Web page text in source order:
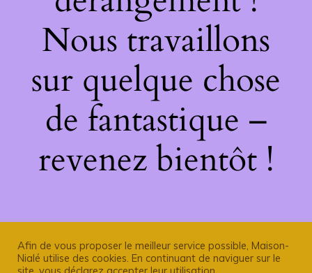
Nous travaillons
sur quelque chose
de fantastique –
revenez bientôt !
Afin de vous proposer le meilleur service possible, Maison-
Nialé utilise des cookies. En continuant de naviguer sur le